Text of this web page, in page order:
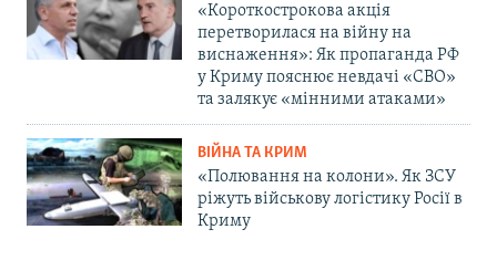
«Короткострокова акція
перетворилася на війну на
виснаження»: Як пропаганда РФ
у Криму пояснює невдачі «СВО»
та залякує «мінними атаками»
ВІЙНА ТА КРИМ
«Полювання на колони». Як ЗСУ
ріжуть військову логістику Росії в
Криму